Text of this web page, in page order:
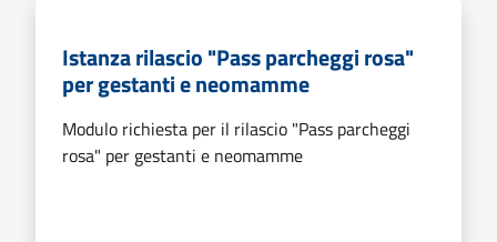
Istanza rilascio "Pass parcheggi rosa"
per gestanti e neo­mamme
Modulo richiesta per il rilascio "Pass parcheggi
rosa" per gestanti e neo­mamme